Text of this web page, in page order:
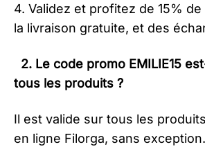
4. Validez et profitez de 15%
la livraison gratuite, et des
2. Le code promo EMILIE15
tous les produits ?
Il est valide sur tous les
en ligne Filorga, sans